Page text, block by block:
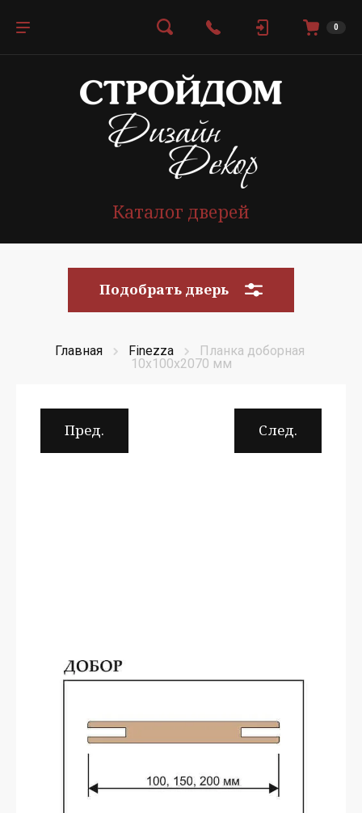
0
Каталог дверей
Подобрать дверь
Главная Finezza
Планка доборная
10х100х2070 мм
Пред. След.